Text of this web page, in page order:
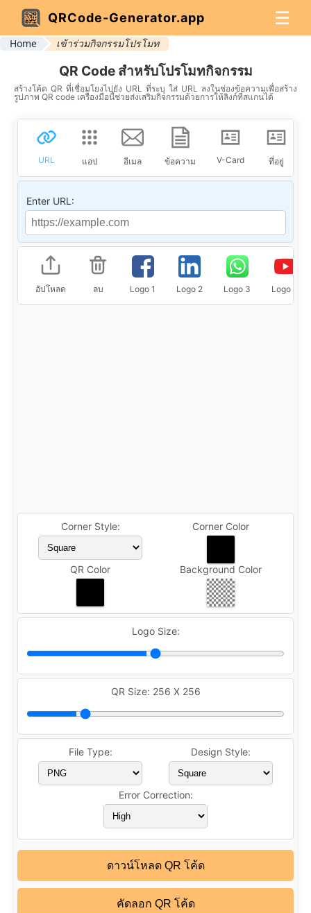
QRCode-Generator.app ☰
Home เข้าร่วมกิจกรรมโปรโมท
QR Code สำหรับโปรโมทกิจกรรม
สร้างโค้ด QR ที่เชื่อมโยงไปยัง URL ที่ระบุ ใส่ URL ลงในช่องข้อความเพื่อสร้าง
รูปภาพ QR code เครื่องมือนี้ช่วยส่งเสริมกิจกรรมด้วยการให้ลิงก์ที่สแกนได้
URL แอป อีเมล ข้อความ V-Card ที่อยู่
Enter URL:
อัปโหลด ลบ Logo 1 Logo 2 Logo 3 Logo 4
Corner Style: Corner Color
QR Color Background Color
Logo Size:
QR Size: 256 X 256
File Type: Design Style:
Error Correction:
ดาวน์โหลด QR โค้ด
คัดลอก QR โค้ด